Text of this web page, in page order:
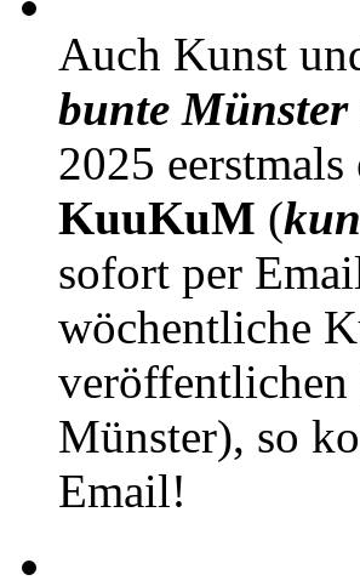
Auch Kunst
bunte Münster
2025
KuuKuM (
sofort per
wöchentliche
veröffentlichen
Münster), so
Email!